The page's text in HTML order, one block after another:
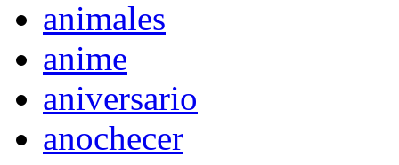
animales
anime
aniversario
anochecer